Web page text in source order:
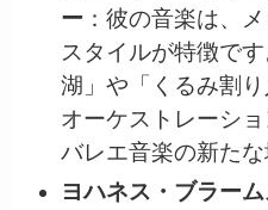
ー ：彼の音楽は、
スタイルが特徴で
湖」や「くるみ割
オーケストレーショ
バレエ音楽の新たな
ヨハネス・ブラーム